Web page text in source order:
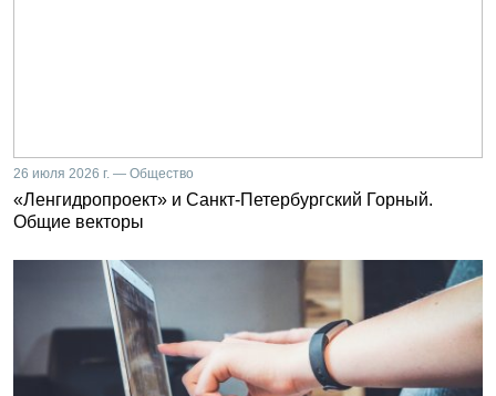
26 июля 2026 г. — Общество
«Ленгидропроект» и Санкт-Петербургский Горный.
Общие векторы